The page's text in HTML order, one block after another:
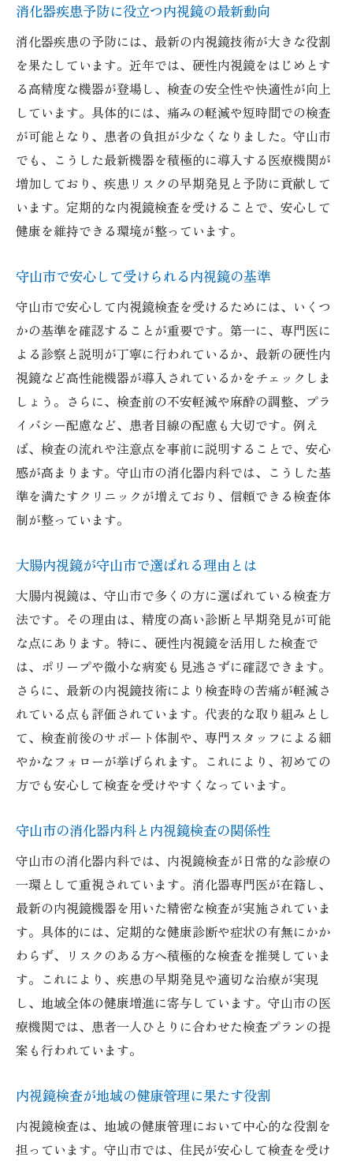
感
守山市の消化器内科で受けられるサポート
体制
内視鏡検査後のフォローと健康管理のポイ
ント
消化器内科選びに役立つ内視鏡検査の基礎知識
内視鏡検査の流れと消化器内科の選び方
守山市の消化器内科で働く専門医の特徴
内視鏡検査の種類と選ぶ際の注意点
予約しやすいクリニックの見極めポイント
最新技術を導入した消化器内科の魅力
苦痛を抑えた内視鏡検査体験のコツ
内視鏡検査で苦痛を減らすための準備方法
安心できる内視鏡検査施設の見分け方
麻酔や鎮静剤を活用した内視鏡検査の流れ
守山市で注目される快適な検査体験の工夫
検査後も安心のフォロー体制がある施設選
び
口コミで評判の良い内視鏡検査の特徴
内視鏡検査前に確認しておくべきポイント
守山市の内視鏡検査の予約や準備の流れ
消化器内科で相談できる疑問や不安の解消
法
検査当日の流れとリラックスするための工
夫
守山市で女性医師対応の内視鏡施設を探す
コツ
内視鏡検査後の注意点とアフターケアの重
要性
守山市で広がる内視鏡技術の最新動向
内視鏡技術の進歩と守山市での導入例
AI活用による内視鏡検査の可能性
守山市で受けられる最新内視鏡機器の特徴
消化器内科の診断精度向上と内視鏡の役割
大腸内視鏡検査の進化と受診メリット
患者目線で考える内視鏡技術の安全性
安心して内視鏡検査を受けるための守山市ガイ
ド
守山市で内視鏡検査を受ける流れと注意点
信頼できる消化器内科選びのチェックポイ
女性も安心できる内視鏡検査の相談環境
消化器疾患予防に役立つ内視鏡の最新動向
消化器疾患の予防には、最新の内視鏡技術が大きな役割
を果たしています。近年では、硬性内視鏡をはじめとす
る高精度な機器が登場し、検査の安全性や快適性が向上
しています。具体的には、痛みの軽減や短時間での検査
が可能となり、患者の負担が少なくなりました。守山市
でも、こうした最新機器を積極的に導入する医療機関が
増加しており、疾患リスクの早期発見と予防に貢献して
います。定期的な内視鏡検査を受けることで、安心して
健康を維持できる環境が整っています。
守山市で安心して受けられる内視鏡の基準
守山市で安心して内視鏡検査を受けるためには、いくつ
かの基準を確認することが重要です。第一に、専門医に
よる診察と説明が丁寧に行われているか、最新の硬性内
視鏡など高性能機器が導入されているかをチェックしま
しょう。さらに、検査前の不安軽減や麻酔の調整、プラ
イバシー配慮など、患者目線の配慮も大切です。例え
ば、検査の流れや注意点を事前に説明することで、安心
感が高まります。守山市の消化器内科では、こうした基
準を満たすクリニックが増えており、信頼できる検査体
制が整っています。
大腸内視鏡が守山市で選ばれる理由とは
大腸内視鏡は、守山市で多くの方に選ばれている検査方
法です。その理由は、精度の高い診断と早期発見が可能
な点にあります。特に、硬性内視鏡を活用した検査で
は、ポリープや微小な病変も見逃さずに確認できます。
さらに、最新の内視鏡技術により検査時の苦痛が軽減さ
れている点も評価されています。代表的な取り組みとし
て、検査前後のサポート体制や、専門スタッフによる細
やかなフォローが挙げられます。これにより、初めての
方でも安心して検査を受けやすくなっています。
守山市の消化器内科と内視鏡検査の関係性
守山市の消化器内科では、内視鏡検査が日常的な診療の
一環として重視されています。消化器専門医が在籍し、
最新の内視鏡機器を用いた精密な検査が実施されていま
す。具体的には、定期的な健康診断や症状の有無にかか
わらず、リスクのある方へ積極的な検査を推奨していま
す。これにより、疾患の早期発見や適切な治療が実現
し、地域全体の健康増進に寄与しています。守山市の医
療機関では、患者一人ひとりに合わせた検査プランの提
案も行われています。
内視鏡検査が地域の健康管理に果たす役割
内視鏡検査は、地域の健康管理において中心的な役割を
担っています。守山市では、住民が安心して検査を受け